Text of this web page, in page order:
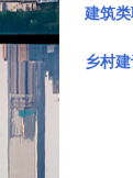
建筑类
乡村建